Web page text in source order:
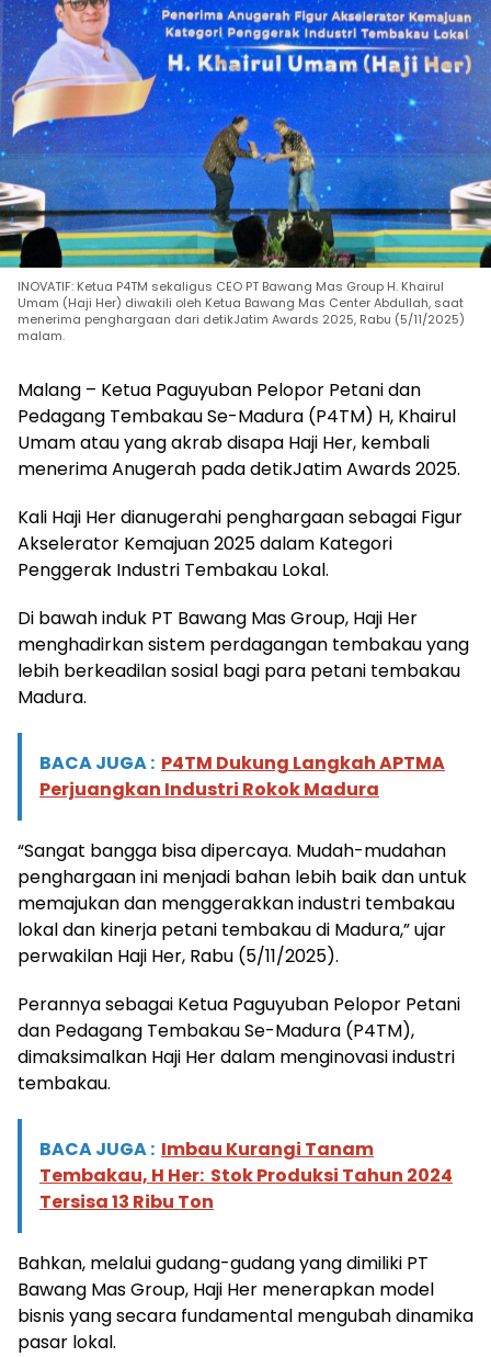
INOVATIF: Ketua P4TM sekaligus CEO PT Bawang Mas Group H. Khairul
Umam (Haji Her) diwakili oleh Ketua Bawang Mas Center Abdullah, saat
menerima penghargaan dari detikJatim Awards 2025, Rabu (5/11/2025)
malam.
Malang – Ketua Paguyuban Pelopor Petani dan
Pedagang Tembakau Se-Madura (P4TM) H, Khairul
Umam atau yang akrab disapa Haji Her, kembali
menerima Anugerah pada detikJatim Awards 2025.
Kali Haji Her dianugerahi penghargaan sebagai Figur
Akselerator Kemajuan 2025 dalam Kategori
Penggerak Industri Tembakau Lokal.
Di bawah induk PT Bawang Mas Group, Haji Her
menghadirkan sistem perdagangan tembakau yang
lebih berkeadilan sosial bagi para petani tembakau
Madura.
BACA JUGA : P4TM Dukung Langkah APTMA
Perjuangkan Industri Rokok Madura
“Sangat bangga bisa dipercaya. Mudah-mudahan
penghargaan ini menjadi bahan lebih baik dan untuk
memajukan dan menggerakkan industri tembakau
lokal dan kinerja petani tembakau di Madura,” ujar
perwakilan Haji Her, Rabu (5/11/2025).
Perannya sebagai Ketua Paguyuban Pelopor Petani
dan Pedagang Tembakau Se-Madura (P4TM),
dimaksimalkan Haji Her dalam menginovasi industri
tembakau.
BACA JUGA : Imbau Kurangi Tanam
Tembakau, H Her: Stok Produksi Tahun 2024
Tersisa 13 Ribu Ton
Bahkan, melalui gudang-gudang yang dimiliki PT
Bawang Mas Group, Haji Her menerapkan model
bisnis yang secara fundamental mengubah dinamika
pasar lokal.